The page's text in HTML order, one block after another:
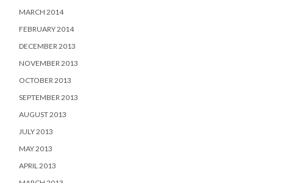
MARCH 2014
FEBRUARY 2014
DECEMBER 2013
NOVEMBER 2013
OCTOBER 2013
SEPTEMBER 2013
AUGUST 2013
JULY 2013
MAY 2013
APRIL 2013